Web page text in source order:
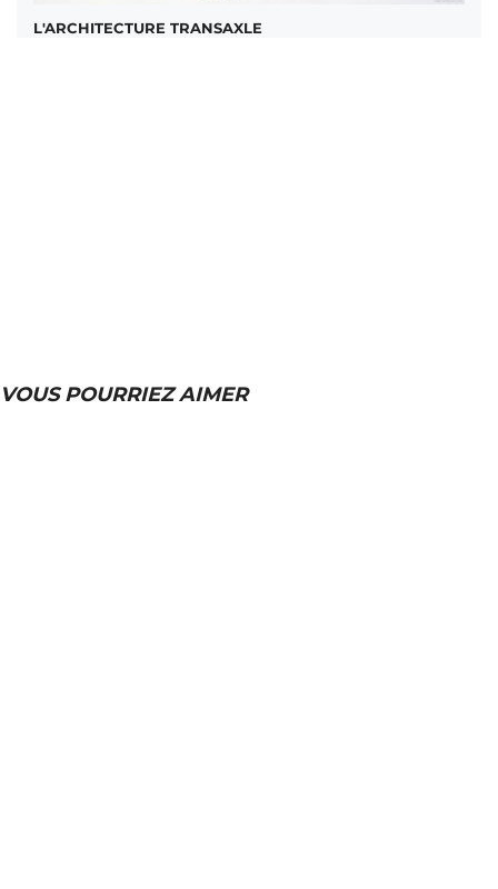
L'ARCHITECTURE TRANSAXLE
VOUS POURRIEZ AIMER